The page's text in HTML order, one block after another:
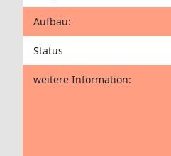
Aufbau:
Status
weitere Information: